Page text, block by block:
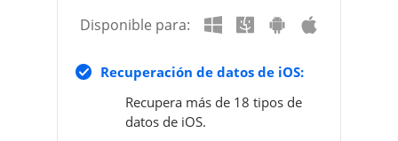
Disponible para:
Recuperación de datos de iOS:
Recupera más de 18 tipos de
datos de iOS.